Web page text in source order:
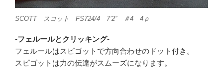
SCOTT スコット FS724/4 7’2” ＃4 4ｐ
-フェルールとクリッキング-
フェルールはスピゴットで方向合わせのドット付き。
スピゴットは力の伝達がスムーズになります。